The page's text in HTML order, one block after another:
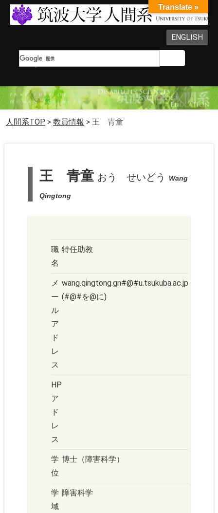
ENGLISH
人間系TOP > 教員情報 > 王 青童
王 青童 おう せいどう Wang
Qingtong
職
名
特任助教
メ
ー
ル
ア
ド
レ
ス
wang.qingtong.gn#@#u.tsukuba.ac.jp
(#@#を@に)
HP
ア
ド
レ
ス
学
位
博士（障害科学）
学
域
障害科学
Translate »